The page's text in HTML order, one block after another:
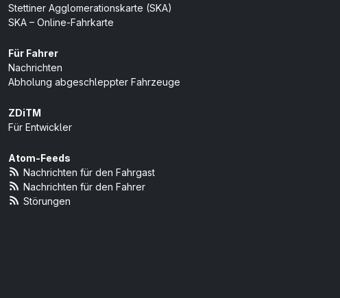
Stettiner Agglomerationskarte (SKA)
SKA – Online-Fahrkarte
Für Fahrer
Nachrichten
Abholung abgeschleppter Fahrzeuge
ZDiTM
Für Entwickler
Atom-Feeds
Nachrichten für den Fahrgast
Nachrichten für den Fahrer
Störungen